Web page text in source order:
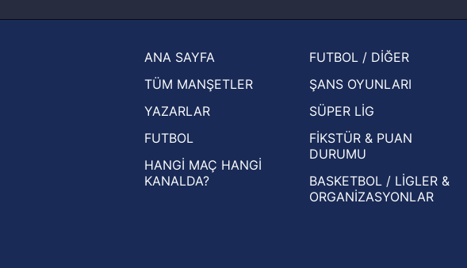
Ziraat Türkiye Kupası haberleri
UEFA Şampiyonlar Ligi haberleri
UEFA Avrupa Ligi haberleri
UEFA Konferans Ligi haberleri
Zabrze'yi
Eleme
ANA SAYFA
TÜM MANŞETLER
YAZARLAR
FUTBOL
HANGİ MAÇ HANGİ
KANALDA?
FUTBOL / DİĞER
ŞANS OYUNLARI
SÜPER LİG
FİKSTÜR & PUAN
DURUMU
BASKETBOL / LİGLER &
ORGANİZASYONLAR